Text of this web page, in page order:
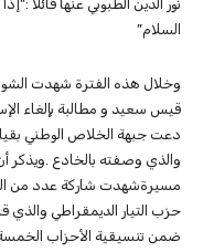
نور الدين الطبوبي عنها قائلا
السلام”
وخلال هذه الفترة شهدت
دعت جبهة الخلاص الوطني
مسيرةشهدت شاركة عدد من
حزب التيار الديمقراطي والذي
ضمن تنسيقية الأحزاب